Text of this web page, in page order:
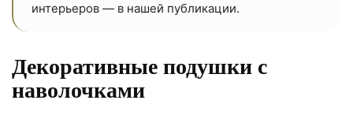
интерьеров — в нашей публикации.
Декоративные подушки с
наволочками